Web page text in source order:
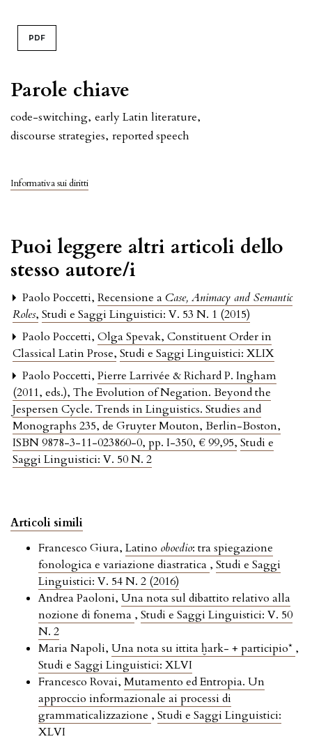
Parole chiave
code-switching, early Latin literature,
discourse strategies, reported speech
Informativa sui diritti
PDF
Puoi leggere altri articoli dello
stesso autore/i
Paolo Poccetti, Recensione a Case, Animacy and Semantic
Roles, Studi e Saggi Linguistici: V. 53 N. 1 (2015)
Paolo Poccetti, Olga Spevak, Constituent Order in
Classical Latin Prose, Studi e Saggi Linguistici: XLIX
Paolo Poccetti, Pierre Larrivée & Richard P. Ingham
(2011, eds.), The Evolution of Negation. Beyond the
Jespersen Cycle. Trends in Linguistics. Studies and
Monographs 235, de Gruyter Mouton, Berlin-Boston,
ISBN 9878-3-11-023860-0, pp. I-350, € 99,95, Studi e
Saggi Linguistici: V. 50 N. 2
Articoli simili
Francesco Giura, Latino oboedio: tra spiegazione
fonologica e variazione diastratica , Studi e Saggi
Linguistici: V. 54 N. 2 (2016)
Andrea Paoloni, Una nota sul dibattito relativo alla
nozione di fonema , Studi e Saggi Linguistici: V. 50
N. 2
Maria Napoli, Una nota su ittita ḫark- + participio* ,
Studi e Saggi Linguistici: XLVI
Francesco Rovai, Mutamento ed Entropia. Un
approccio informazionale ai processi di
grammaticalizzazione , Studi e Saggi Linguistici:
XLVI